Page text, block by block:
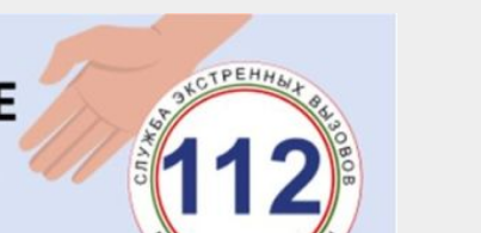
28 августа
Чингиз Мустафаев
29 августа
Надежда Рослова
1 сентября
Гали Хасанов